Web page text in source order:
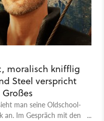
moralisch knifflig
Steel verspricht
man seine Oldschool-
an. Im Gespräch mit den